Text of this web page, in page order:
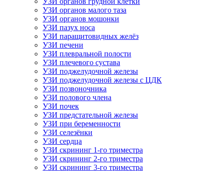
УЗИ органов малого таза
УЗИ органов мошонки
УЗИ пазух носа
УЗИ паращитовидных желёз
УЗИ печени
УЗИ плевральной полости
УЗИ плечевого сустава
УЗИ поджелудочной железы
УЗИ поджелудочной железы с ЦДК
УЗИ позвоночника
УЗИ полового члена
УЗИ почек
УЗИ предстательной железы
УЗИ при беременности
УЗИ селезёнки
УЗИ сердца
УЗИ скрининг 1-го триместра
УЗИ скрининг 2-го триместра
УЗИ скрининг 3-го триместра